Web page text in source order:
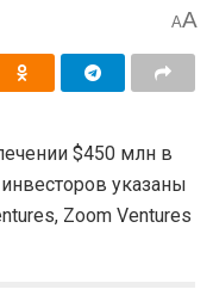
AA
$450 млн в
указаны
Zoom Ventures